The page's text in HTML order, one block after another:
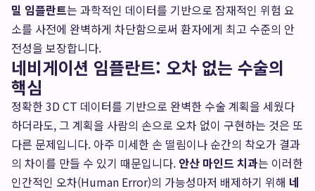
밀 임플란트는 과학적인 데이터를 기반으로 잠재적인 위험 요
소를 사전에 완벽하게 차단함으로써 환자에게 최고 수준의 안
전성을 보장합니다.
네비게이션 임플란트: 오차 없는 수술의
핵심
정확한 3D CT 데이터를 기반으로 완벽한 수술 계획을 세웠다
하더라도, 그 계획을 사람의 손으로 오차 없이 구현하는 것은 또
다른 문제입니다. 아주 미세한 손 떨림이나 순간의 착오가 결과
의 차이를 만들 수 있기 때문입니다. 안산 마인드 치과는 이러한
인간적인 오차(Human Error)의 가능성마저 배제하기 위해 네